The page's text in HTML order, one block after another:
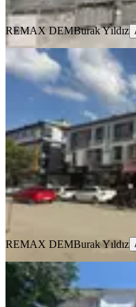
Ara
REMAX DEMBurak Yıldız
MANZARALI
%9
Remax
Eşyalı
Merkez,
1+1
65 m²
20.000 ₺
REMAX DEMBurak Yıldız
REMAX DEMBurak Yıldız
MANZARALI
Geniş